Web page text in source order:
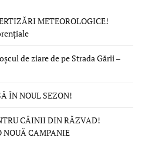
METEOROLOGICE!
de ziare de pe Strada Gării –
ÎN NOUL SEZON!
CÂINII DIN RĂZVAD!
CAMPANIE